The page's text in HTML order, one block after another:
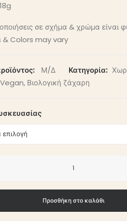
σε σχήμα & χρώμα είναι
& Colors may vary
Μ/Δ Κατηγορία:
Vegan, Βιολογική ζάχαρη
Προσθήκη στο καλάθι